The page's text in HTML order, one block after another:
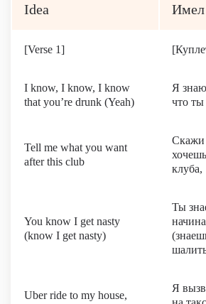
Idea
Имел
[Verse 1]
I know, I know, I know
that you’re drunk (Yeah)
Я
что ты
Tell me what you want
after this club
Скажи
клуба,
You know I get nasty
(know I get nasty)
Ты
Uber ride to my house,
Я